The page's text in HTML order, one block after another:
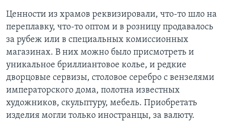
Ценности из храмов реквизировали, что-то шло на
переплавку, что-то оптом и в розницу продавалось
за рубеж или в специальных комиссионных
магазинах. В них можно было присмотреть и
уникальное бриллиантовое колье, и редкие
дворцовые сервизы, столовое серебро с вензелями
императорского дома, полотна известных
художников, скульптуру, мебель. Приобретать
изделия могли только иностранцы, за валюту.